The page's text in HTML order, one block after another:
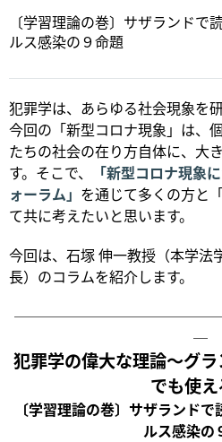
〔学習理論の巻〕サザランドで
ルス感染の９命題
犯罪学は、あらゆる社会現象を
今回の「新型コロナ現象」は、
たちの社会の在り方自体に、大
す。そこで、
「新型コロナ現象
ォーラム」 を通じて多くの方と
て共に考えたいと思います。
今回は、石塚 伸一教授（本学法
長）のコラムを紹介します。
─
犯罪学の偉大な理論〜グ
でも使
〔学習理論の巻〕サザランド
ルス感染の